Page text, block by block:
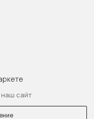
наш сайт